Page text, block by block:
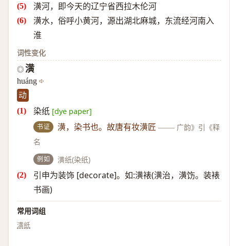
潢河，即今天的辽宁省西拉木伦河
潢水，俗呼小黄河，源出湖北麻城，东流经河南入
淮
词性变化
◎ 潢
huáng
动
染纸 [dye paper]
书证 潢，染书也。故唐有妆潢匠 —— 广韵》引《释
名
例如 潢纸(染纸)
引申为装饰 [decorate]。如:潢裱(潢治，潢饬。装裱
书画)
常用词组
潢纸